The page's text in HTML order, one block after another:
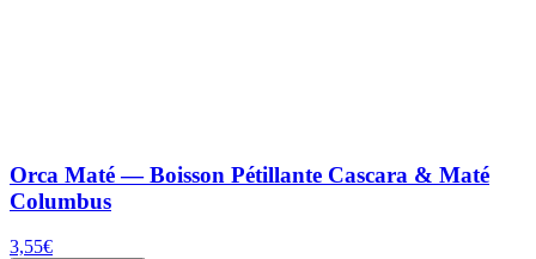
Orca Maté — Boisson Pétillante Cascara & Maté
Columbus
3,55€